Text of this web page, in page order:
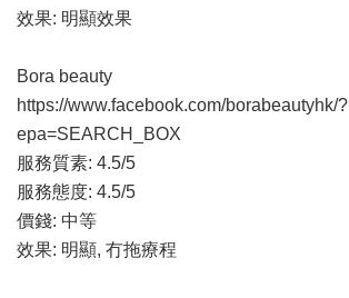
效果: 明顯效果
Bora beauty
https://www.facebook.com/borabeautyhk/?
epa=SEARCH_BOX
服務質素: 4.5/5
服務態度: 4.5/5
價錢: 中等
效果: 明顯, 冇拖療程